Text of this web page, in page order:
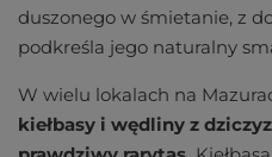
duszonego w śmietanie, z
podkreśla jego naturalny
W wielu lokalach na
kiełbasy i wędliny z